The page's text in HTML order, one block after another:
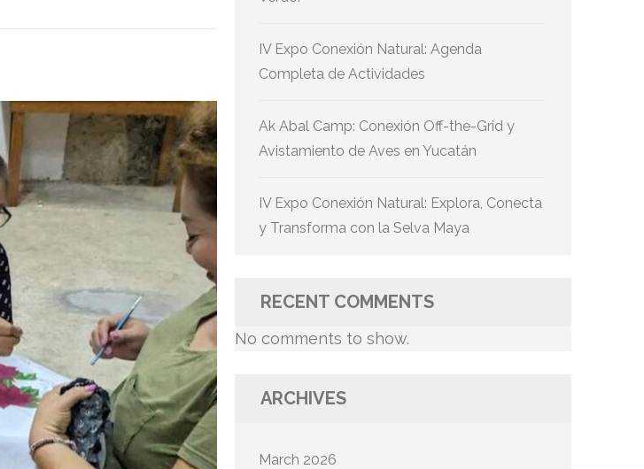
IV Expo Conexión Natural: Agenda
Completa de Actividades
Ak Abal Camp: Conexión Off-the-Grid y
Avistamiento de Aves en Yucatán
IV Expo Conexión Natural: Explora, Conecta
y Transforma con la Selva Maya
RECENT COMMENTS
No comments to show.
ARCHIVES
March 2026